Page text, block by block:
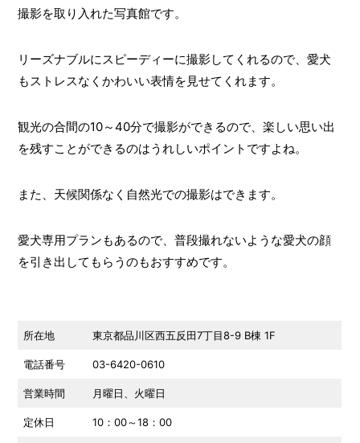
撮影を取り入れた写真館です。
リーズナブルにスピーディーに撮影してくれるので、愛犬
もストレスなくかわいい表情を見せてくれます。
観光の合間の10～40分で撮影ができるので、楽しい思い出
を残すことができるのはうれしいポイントですよね。
また、天候関係なく自然光での撮影はできます。
愛犬専用プランもあるので、普段撮れないような愛犬の顔
を引き出してもらうのもおすすめです。
所在地 東京都品川区西五反田7丁目8-9 B棟 1F
電話番号 03-6420-0610
営業時間 月曜日、火曜日
定休日 10：00～18：00